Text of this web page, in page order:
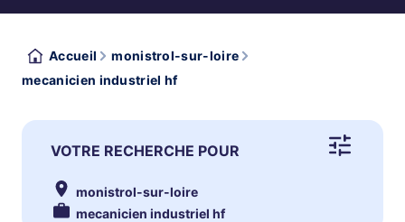
Accueil
monistrol-sur-loire
mecanicien industriel hf
VOTRE RECHERCHE POUR
monistrol-sur-loire
mecanicien industriel hf